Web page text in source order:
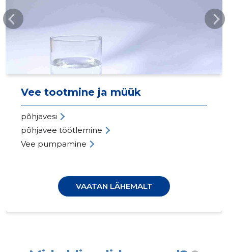
Vee tootmine ja müük
põhjavesi
põhjavee töötlemine
Vee pumpamine
VAATAN LÄHEMALT